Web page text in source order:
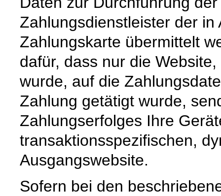
Zahlungsdienstleister der
Zahlungskarte übermittelt
dafür, dass nur die
wurde, auf die
Zahlung getätigt wurde,
Zahlungserfolges Ihre
transaktionsspezifischen,
Ausgangswebsite.
Sofern bei den